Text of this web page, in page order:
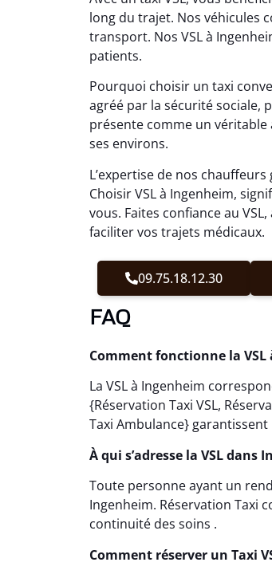
long du trajet. Nos véhicules
transport. Nos VSL à
patients.
Pourquoi choisir un taxi
agréé par la sécurité sociale,
présente comme un
ses environs.
L’expertise de nos
Choisir VSL à Ingenheim,
vous. Faites confiance au
faciliter vos trajets médicaux.
09.75.18.12.30
FAQ
Comment fonctionne la VSL
La VSL à Ingenheim
{Réservation Taxi VSL,
Taxi Ambulance}
À qui s’adresse la VSL dans
Toute personne ayant un
Ingenheim. Réservation Taxi
continuité des soins .
Comment réserver un Taxi